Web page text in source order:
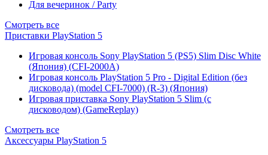
Для вечеринок / Party
Смотреть все
Приставки PlayStation 5
Игровая консоль Sony PlayStation 5 (PS5) Slim Disc White
(Япония) (CFI-2000A)
Игровая консоль PlayStation 5 Pro - Digital Edition (без
дисковода) (model CFI-7000) (R-3) (Япония)
Игровая приставка Sony PlayStation 5 Slim (с
дисководом) (GameReplay)
Смотреть все
Аксессуары PlayStation 5